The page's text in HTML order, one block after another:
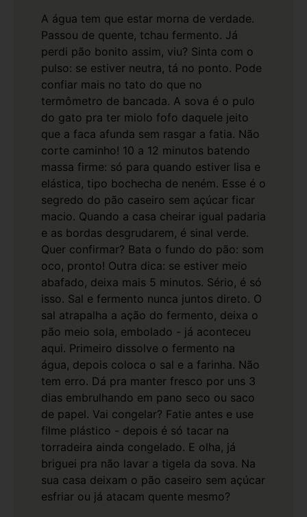
A água tem que estar morna de verdade.
Passou de quente, tchau fermento. Já
perdi pão bonito assim, viu? Sinta com o
pulso: se estiver neutra, tá no ponto. Pode
confiar mais no tato do que no
termômetro de bancada. A sova é o pulo
do gato pra ter miolo fofo daquele jeito
que a faca afunda sem rasgar a fatia. Não
corte caminho! 10 a 12 minutos batendo
massa firme: só para quando estiver lisa e
elástica, tipo bochecha de neném. Esse é o
segredo do pão caseiro sem açúcar ficar
macio. Quando a casa cheirar igual padaria
e as bordas desgrudarem, é sinal verde.
Quer confirmar? Bata o fundo do pão: som
oco, pronto! Outra dica: se estiver meio
abafado, deixa mais 5 minutos. Sério, é só
isso. Sal e fermento nunca juntos direto. O
sal atrapalha a ação do fermento, deixa o
pão meio sola, embolado - já aconteceu
aqui. Primeiro dissolve o fermento na
água, depois coloca o sal e a farinha. Não
tem erro. Dá pra manter fresco por uns 3
dias embrulhando em pano seco ou saco
de papel. Vai congelar? Fatie antes e use
filme plástico - depois é só tacar na
torradeira ainda congelado. E olha, já
briguei pra não lavar a tigela da sova. Na
sua casa deixam o pão caseiro sem açúcar
esfriar ou já atacam quente mesmo?